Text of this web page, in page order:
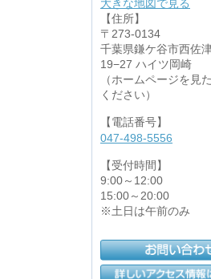
大きな地図で見る
【住所】
〒273-0134
千葉県鎌ケ谷市西佐
19−27 ハイツ岡崎
（ホームページを見
ください）
【電話番号】
047-498-5556
【受付時間】
9:00～12:00
15:00～20:00
※土日は午前のみ